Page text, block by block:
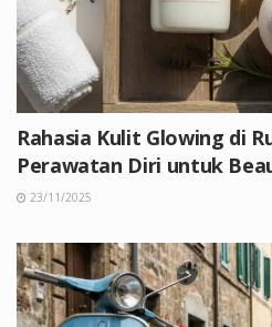
Rahasia Kulit Glowing di
Perawatan Diri untuk
23/11/2025